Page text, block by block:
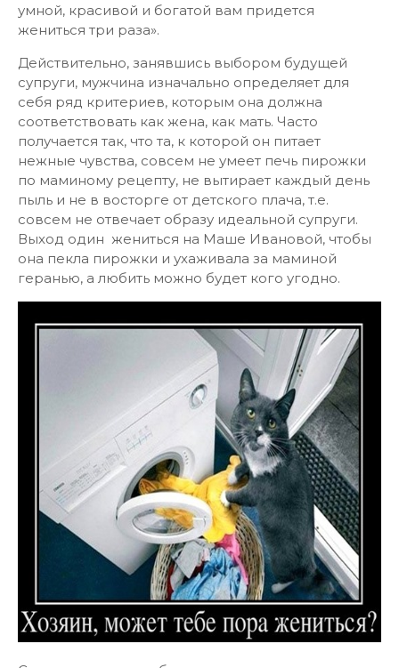
умной, красивой и богатой вам придется
жениться три раза».
Действительно, занявшись выбором будущей
супруги, мужчина изначально определяет для
себя ряд критериев, которым она должна
соответствовать как жена, как мать. Часто
получается так, что та, к которой он питает
нежные чувства, совсем не умеет печь пирожки
по маминому рецепту, не вытирает каждый день
пыль и не в восторге от детского плача, т.е.
совсем не отвечает образу идеальной супруги.
Выход один жениться на Маше Ивановой, чтобы
она пекла пирожки и ухаживала за маминой
геранью, а любить можно будет кого угодно.